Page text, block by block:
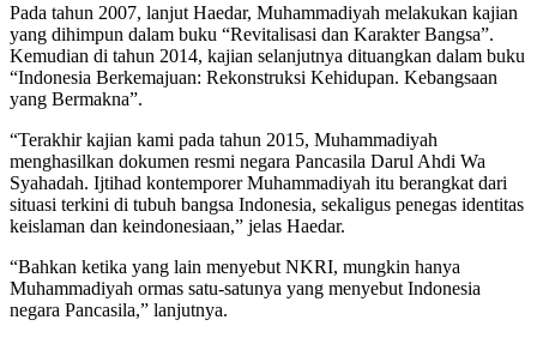
Pada tahun 2007, lanjut Haedar, Muhammadiyah melakukan kajian
yang dihimpun dalam buku “Revitalisasi dan Karakter Bangsa”.
Kemudian di tahun 2014, kajian selanjutnya dituangkan dalam buku
“Indonesia Berkemajuan: Rekonstruksi Kehidupan. Kebangsaan
yang Bermakna”.
“Terakhir kajian kami pada tahun 2015, Muhammadiyah
menghasilkan dokumen resmi negara Pancasila Darul Ahdi Wa
Syahadah. Ijtihad kontemporer Muhammadiyah itu berangkat dari
situasi terkini di tubuh bangsa Indonesia, sekaligus penegas identitas
keislaman dan keindonesiaan,” jelas Haedar.
“Bahkan ketika yang lain menyebut NKRI, mungkin hanya
Muhammadiyah ormas satu-satunya yang menyebut Indonesia
negara Pancasila,” lanjutnya.